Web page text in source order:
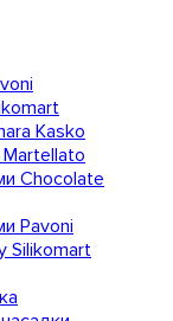
Kasko
Chocolate
Pavoni
Silikomart